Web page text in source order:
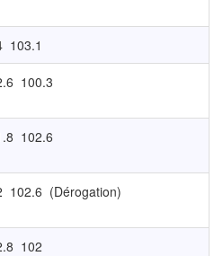
103.1
100.3
102.6
102.6 (Dérogation)
102